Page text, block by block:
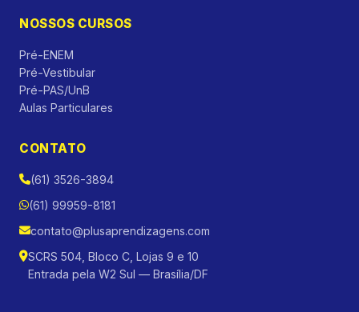
NOSSOS CURSOS
Pré-ENEM
Pré-Vestibular
Pré-PAS/UnB
Aulas Particulares
CONTATO
(61) 3526-3894
(61) 99959-8181
contato@plusaprendizagens.com
SCRS 504, Bloco C, Lojas 9 e 10
Entrada pela W2 Sul — Brasília/DF